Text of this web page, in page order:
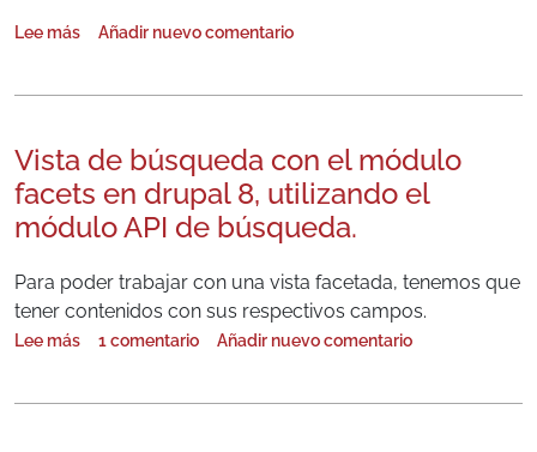
Lee más
sobre Traducciones en Drupal 8
Añadir nuevo comentario
Vista de búsqueda con el módulo
facets en drupal 8, utilizando el
módulo API de búsqueda.
Para poder trabajar con una vista facetada, tenemos que
tener contenidos con sus respectivos campos.
Lee más
sobre Vista de búsqueda con el módulo facets en drupal 8,
1 comentario Añadir nuevo comentario